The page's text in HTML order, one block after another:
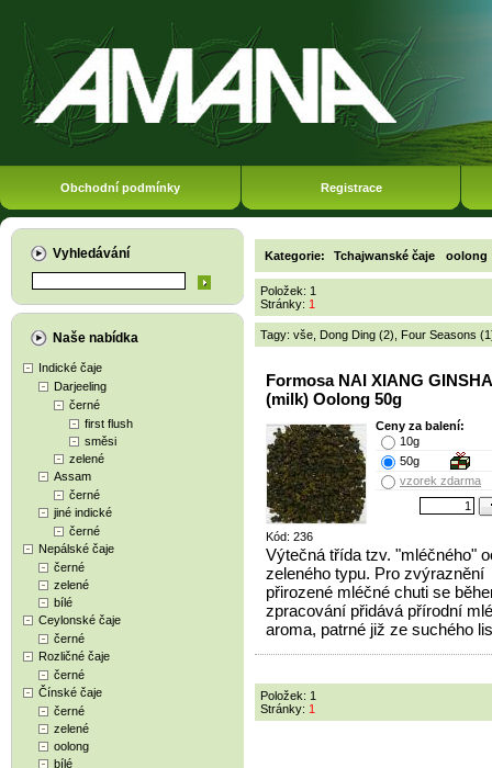
Obchodní podmínky Registrace
Vyhledávání
Naše nabídka
Indické čaje
Darjeeling
černé
first flush
směsi
zelené
Assam
černé
jiné indické
černé
Nepálské čaje
černé
zelené
bílé
Ceylonské čaje
černé
Rozličné čaje
černé
Čínské čaje
černé
zelené
oolong
bílé
Kategorie: Tchajwanské čaje oolong
Položek: 1
Stránky: 1
Tagy: vše Dong Ding (2) Four Seasons
Formosa NAI XIANG
(milk) Oolong 50g
Kód: 236
Ceny za balení:
10g
50g
vzorek zdarma
Výtečná třída tzv. "mléčného"
zeleného typu. Pro zvýraznění
přirozené mléčné chuti se
zpracování přidává přírodní
aroma, patrné již ze suchého
Položek: 1
Stránky: 1